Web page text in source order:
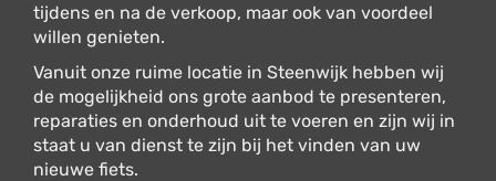
tijdens en na de verkoop, maar ook van voordeel
willen genieten.
Vanuit onze ruime locatie in Steenwijk hebben wij
de mogelijkheid ons grote aanbod te presenteren,
reparaties en onderhoud uit te voeren en zijn wij in
staat u van dienst te zijn bij het vinden van uw
nieuwe fiets.